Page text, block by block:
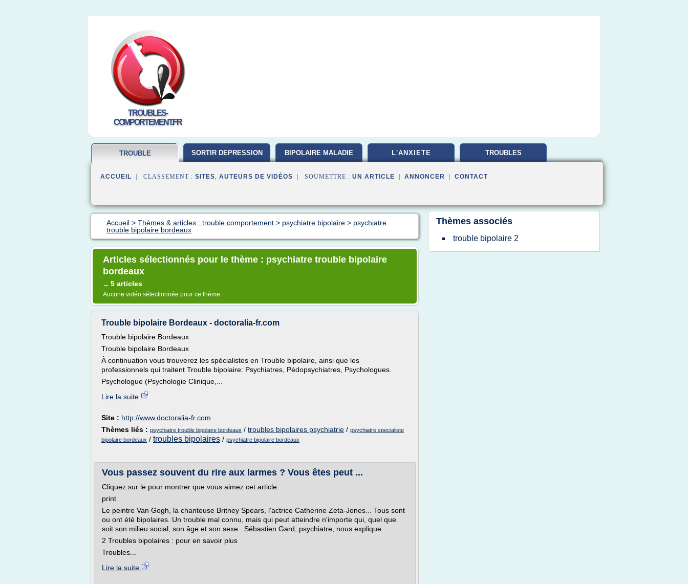
TROUBLES-
COMPORTEMENT.FR
TROUBLE SORTIR DEPRESSION BIPOLAIRE MALADIE L'ANXIETE TROUBLES
ACCUEIL | CLASSEMENT : SITES, AUTEURS DE VIDÉOS | SOUMETTRE : UN ARTICLE ANNONCER CONTACT
Accueil > Thèmes & articles : trouble comportement > psychiatre bipolaire > psychiatre
trouble bipolaire bordeaux
Articles sélectionnés pour le thème : psychiatre trouble bipolaire
bordeaux
→ 5 articles
Aucune vidéo sélectionnée pour ce thème
Trouble bipolaire Bordeaux - doctoralia-fr.com
Trouble bipolaire Bordeaux
Trouble bipolaire Bordeaux
À continuation vous trouverez les spécialistes en Trouble bipolaire, ainsi que les
professionnels qui traitent Trouble bipolaire: Psychiatres, Pédopsychiatres, Psychologues.
Psychologue (Psychologie Clinique,...
Lire la suite
Site : http://www.doctoralia-fr.com
Thèmes liés : psychiatre trouble bipolaire bordeaux / troubles bipolaires psychiatrie / psychiatre specialiste
bipolaire bordeaux / troubles bipolaires / psychiatre bipolaire bordeaux
Vous passez souvent du rire aux larmes ? Vous êtes peut ...
Cliquez sur le pour montrer que vous aimez cet article.
print
Le peintre Van Gogh, la chanteuse Britney Spears, l'actrice Catherine Zeta-Jones... Tous sont
ou ont été bipolaires. Un trouble mal connu, mais qui peut atteindre n'importe qui, quel que
soit son milieu social, son âge et son sexe...Sébastien Gard, psychiatre, nous explique.
2 Troubles bipolaires : pour en savoir plus
Troubles...
Lire la suite
Thèmes associés
trouble bipolaire 2